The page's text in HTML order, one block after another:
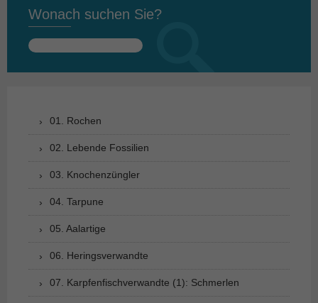
Wonach suchen Sie?
Suchen
01. Rochen
02. Lebende Fossilien
03. Knochenzüngler
04. Tarpune
05. Aalartige
06. Heringsverwandte
07. Karpfenfischverwandte (1): Schmerlen